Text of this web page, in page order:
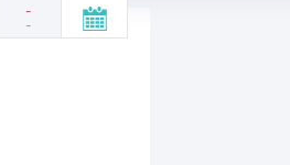
-
-